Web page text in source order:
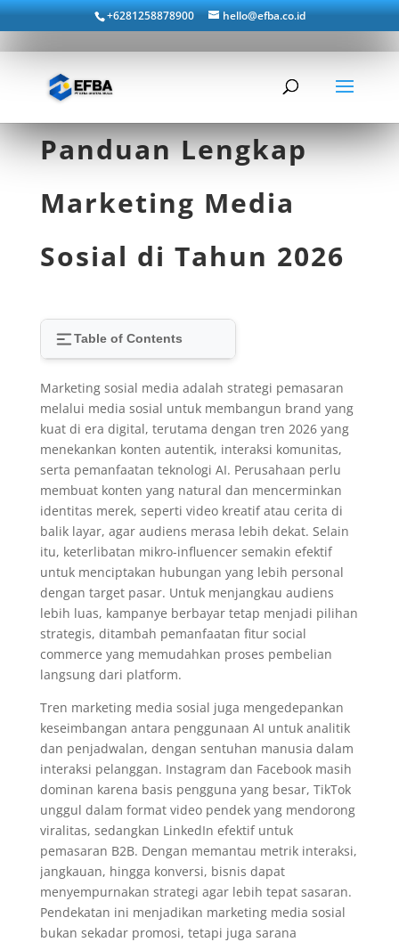
+6281258878900 hello@efba.co.id
Panduan Lengkap
Marketing Media
Sosial di Tahun 2026
Table of Contents
Marketing sosial media adalah strategi pemasaran
melalui media sosial untuk membangun brand yang
kuat di era digital, terutama dengan tren 2026 yang
menekankan konten autentik, interaksi komunitas,
serta pemanfaatan teknologi AI. Perusahaan perlu
membuat konten yang natural dan mencerminkan
identitas merek, seperti video kreatif atau cerita di
balik layar, agar audiens merasa lebih dekat. Selain
itu, keterlibatan mikro-influencer semakin efektif
untuk menciptakan hubungan yang lebih personal
dengan target pasar. Untuk menjangkau audiens
lebih luas, kampanye berbayar tetap menjadi pilihan
strategis, ditambah pemanfaatan fitur social
commerce yang memudahkan proses pembelian
langsung dari platform.
Tren marketing media sosial juga mengedepankan
keseimbangan antara penggunaan AI untuk analitik
dan penjadwalan, dengan sentuhan manusia dalam
interaksi pelanggan. Instagram dan Facebook masih
dominan karena basis pengguna yang besar, TikTok
unggul dalam format video pendek yang mendorong
viralitas, sedangkan LinkedIn efektif untuk
pemasaran B2B. Dengan memantau metrik interaksi,
jangkauan, hingga konversi, bisnis dapat
menyempurnakan strategi agar lebih tepat sasaran.
Pendekatan ini menjadikan marketing media sosial
bukan sekadar promosi, tetapi juga sarana